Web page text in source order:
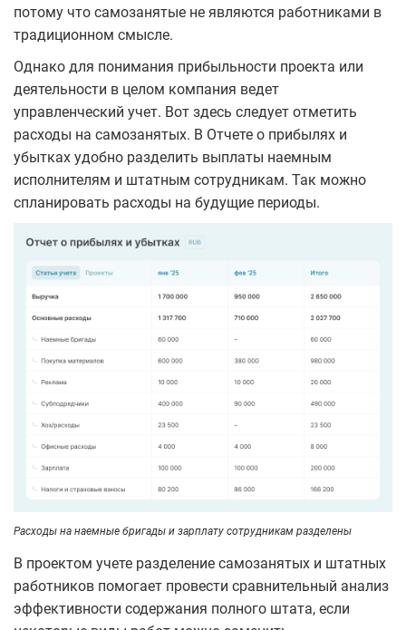
потому что самозанятые не являются работниками в
традиционном смысле.
Однако для понимания прибыльности проекта или
деятельности в целом компания ведет
управленческий учет. Вот здесь следует отметить
расходы на самозанятых. В Отчете о прибылях и
убытках удобно разделить выплаты наемным
исполнителям и штатным сотрудникам. Так можно
спланировать расходы на будущие периоды.
Расходы на наемные бригады и зарплату сотрудникам разделены
В проектом учете разделение самозанятых и штатных
работников помогает провести сравнительный анализ
эффективности содержания полного штата, если